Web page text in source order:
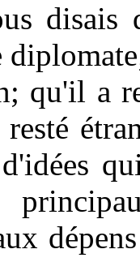
disais
qu'il a